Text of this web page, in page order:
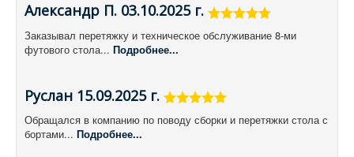
Александр П. 03.10.2025 г.
Заказывал перетяжку и техническое обслуживание 8-ми
футового стола... Подробнее...
Руслан 15.09.2025 г.
Обращался в компанию по поводу сборки и перетяжки стола с
бортами... Подробнее...